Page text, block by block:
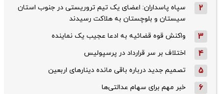
2
سپاه پاسداران: اعضای یک تیم تروریستی در جنوب استان
سیستان و بلوچستان به هلاکت رسیدند
3 واکنش قوه قضائیه به ادعا عجیب یک نماینده
4 اختلاف بر سر قرارداد در پرسپولیس
5 تصمیم جدید درباره باقی مانده دینارهای اربعین
6 خبر مهم برای سهام عدالتی‌ها